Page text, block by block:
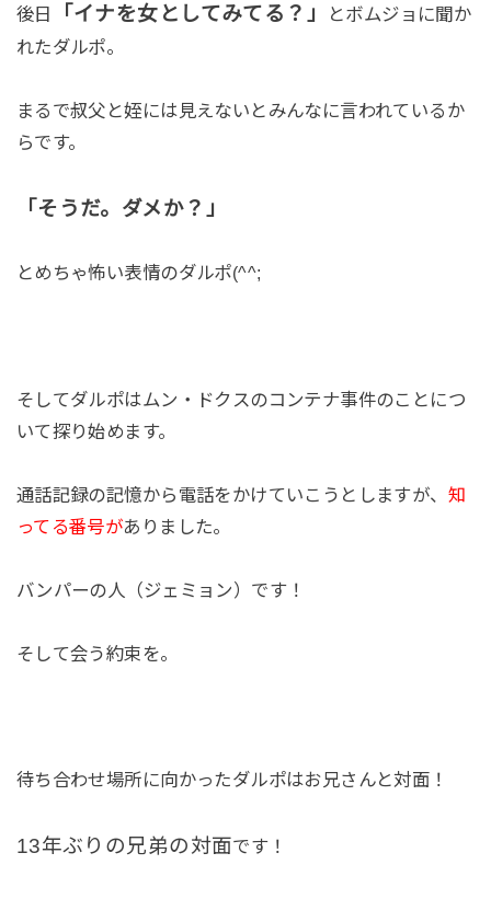
後日 「イナを女としてみてる？」
とボムジョに聞か
れたダルポ。
まるで叔父と姪には見えないとみんなに言われているか
らです。
「そうだ。ダメか？」
とめちゃ怖い表情のダルポ(^^;
そしてダルポはムン・ドクスのコンテナ事件のことにつ
いて探り始めます。
通話記録の記憶から電話をかけていこうとしますが、 知
ってる番号がありました。
バンパーの人（ジェミョン）です！
そして会う約束を。
待ち合わせ場所に向かったダルポはお兄さんと対面！
13年ぶりの兄弟の対面です！